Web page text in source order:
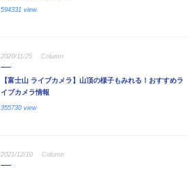
594331 view
2020/11/25 Column
【富士山 ライブカメラ】山頂の様子もみれる！おすすめラ
イブカメラ情報
355730 view
2021/12/10 Column